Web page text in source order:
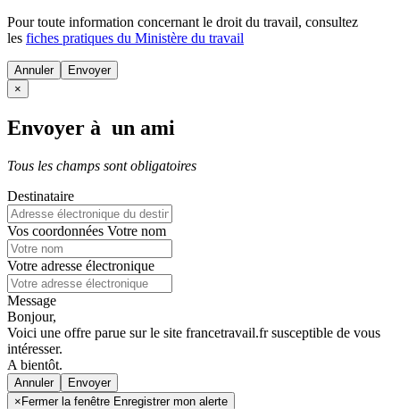
Pour toute information concernant le droit du travail, consultez
les fiches pratiques du Ministère du travail
Annuler
×
Envoyer à un ami
Tous les champs sont obligatoires
Destinataire
Vos coordonnées Votre nom
Votre adresse électronique
Message
Bonjour,
Voici une offre parue sur le site francetravail.fr susceptible de vous
intéresser.
A bientôt.
Annuler
× Fermer la fenêtre Enregistrer mon alerte